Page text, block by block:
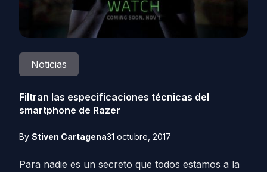
Noticias
Filtran las especificaciones técnicas del
smartphone de Razer
By Stiven Cartagena31 octubre, 2017
Para nadie es un secreto que todos estamos a la